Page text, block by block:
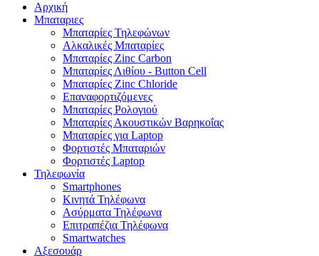
Αρχική
Μπαταριες
Μπαταρίες Τηλεφώνων
Αλκαλικές Μπαταρίες
Μπαταρίες Zinc Carbon
Μπαταρίες Λιθίου - Button Cell
Μπαταρίες Zinc Chloride
Επαναφορτιζόμενες
Μπαταρίες Ρολογιού
Μπαταρίες Ακουστικών Βαρηκοΐας
Μπαταρίες για Laptop
Φορτιστές Μπαταριών
Φορτιστές Laptop
Τηλεφωνία
Smartphones
Κινητά Τηλέφωνα
Ασύρματα Τηλέφωνα
Επιτραπέζια Τηλέφωνα
Smartwatches
Αξεσουάρ